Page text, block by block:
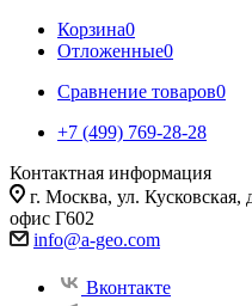
Корзина0
Отложенные0
Сравнение товаров0
+7 (499) 769-28-28
Контактная информация
г. Москва, ул. Кусковская,
офис Г602
info@a-geo.com
Вконтакте